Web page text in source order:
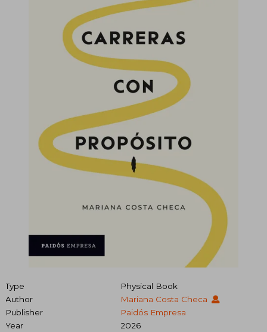
Type
Physical Book
Author
Mariana Costa Checa
Publisher
Paidós Empresa
Year
2026